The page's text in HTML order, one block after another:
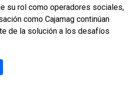
su rol como operadores sociales,
como Cajamag continúan
de la solución a los desafíos